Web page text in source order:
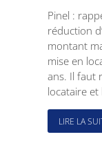
Pinel :
réduction
montant
mise en
ans. Il faut
locataire
LIRE LA